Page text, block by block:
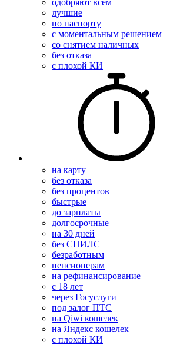
одобряют всем
лучшие
по паспорту
с моментальным решением
со снятием наличных
без отказа
с плохой КИ
на карту
без отказа
без процентов
быстрые
до зарплаты
долгосрочные
на 30 дней
без СНИЛС
безработным
пенсионерам
на рефинансирование
с 18 лет
через Госуслуги
под залог ПТС
на Qiwi кошелек
на Яндекс кошелек
с плохой КИ